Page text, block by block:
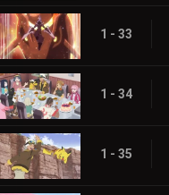
1 - 33
1 - 34
1 - 35